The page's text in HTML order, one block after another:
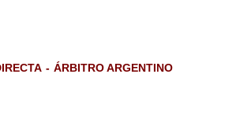
ÁRBITRO ARGENTINO